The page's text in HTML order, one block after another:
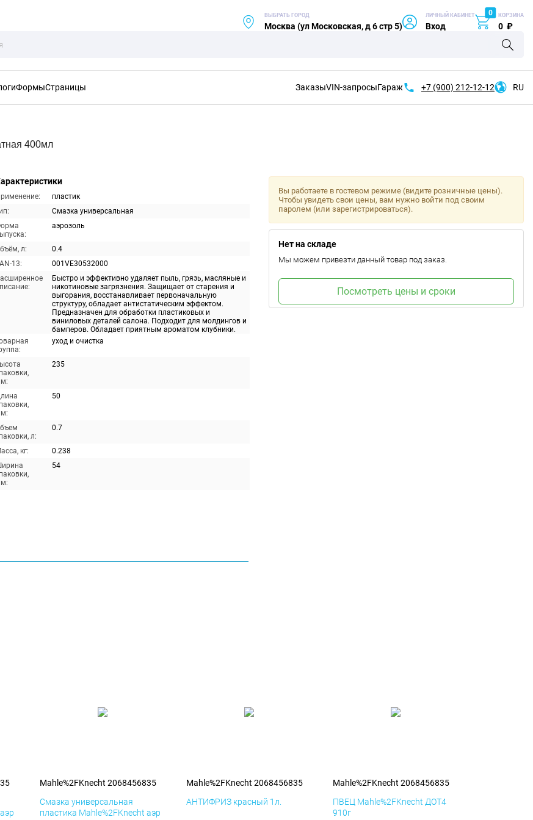
ВЫБРАТЬ ГОРОД
Москва (ул Московская, д 6 стр 5)
ЛИЧНЫЙ КАБИНЕТ
Вход
0 КОРЗИНА
0 ₽
ФормыСтраницы ЗаказыVIN-запросыГараж +7 (900) 212-12-12 RU
400мл
пластик
Смазка универсальная
аэрозоль
л:
0.4
13:
001VE30532000
Быстро и эффективно удаляет пыль, грязь, масляные и
никотиновые загрязнения. Защищает от старения и
выгорания, восстанавливает первоначальную
структуру, обладает антистатическим эффектом.
Предназначен для обработки пластиковых и
виниловых деталей салона. Подходит для молдингов и
бамперов. Обладает приятным ароматом клубники.
уход и очистка
235
50
л:
0.7
кг:
0.238
54
Вы работаете в гостевом режиме (видите розничные цены).
Чтобы увидеть свои цены, вам нужно войти под своим
паролем (или зарегистрироваться).
Нет на складе
Мы можем привезти данный товар под заказ.
Посмотреть цены и сроки
Mahle%2FKnecht 2068456835
Смазка универсальная
пластика Mahle%2FKnecht аэр
Mahle%2FKnecht 2068456835
АНТИФРИЗ красный 1л.
Mahle%2FKnecht 2068456835
ПВЕЦ Mahle%2FKnecht ДОТ4
910г